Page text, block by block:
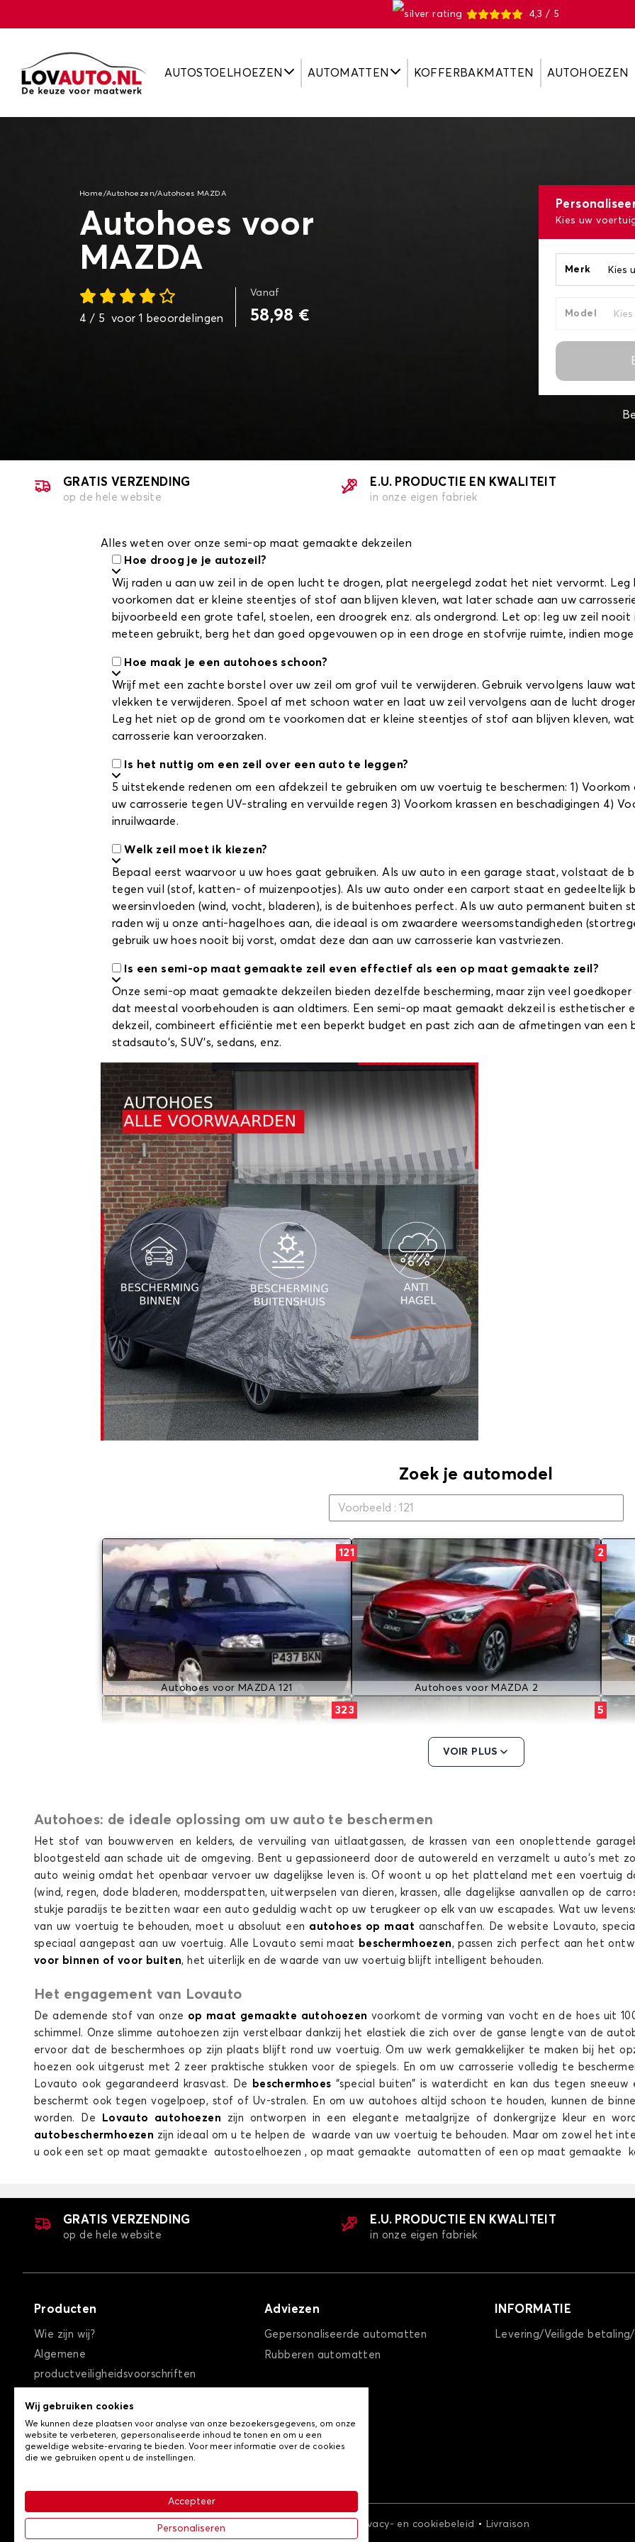
4,3 / 5
AUTOSTOELHOEZEN AUTOMATTEN KOFFERBAKMATTEN AUTOHOEZEN
Home /Autohoezen/Autohoes MAZDA
Autohoes voor
MAZDA
4 / 5 voor 1 beoordelingen
Vanaf
58,98 €
Kies uw
Merk
Model
GRATIS VERZENDING
op de hele website
E.U. PRODUCTIE EN KWALITEIT
in onze eigen fabriek
Alles weten over onze semi-op maat gemaakte dekzeilen
Hoe droog je je autozeil?
Wij raden u aan uw zeil in de open lucht te drogen, plat neergelegd zodat het niet vervormt.
voorkomen dat er kleine steentjes of stof aan blijven kleven, wat later schade aan uw
bijvoorbeeld een grote tafel, stoelen, een droogrek enz. als ondergrond. Let op: leg uw zeil
meteen gebruikt, berg het dan goed opgevouwen op in een droge en stofvrije ruimte, indien
Hoe maak je een autohoes schoon?
Wrijf met een zachte borstel over uw zeil om grof vuil te verwijderen. Gebruik vervolgens lauw
vlekken te verwijderen. Spoel af met schoon water en laat uw zeil vervolgens aan de lucht
Leg het niet op de grond om te voorkomen dat er kleine steentjes of stof aan blijven kleven,
carrosserie kan veroorzaken.
Is het nuttig om een zeil over een auto te leggen?
5 uitstekende redenen om een afdekzeil te gebruiken om uw voertuig te beschermen: 1)
uw carrosserie tegen UV-straling en vervuilde regen 3) Voorkom krassen en beschadigingen 4)
inruilwaarde.
Welk zeil moet ik kiezen?
Bepaal eerst waarvoor u uw hoes gaat gebruiken. Als uw auto in een garage staat, volstaat de
tegen vuil (stof, katten- of muizenpootjes). Als uw auto onder een carport staat en gedeeltelijk
weersinvloeden (wind, vocht, bladeren), is de buitenhoes perfect. Als uw auto permanent buiten
raden wij u onze anti-hagelhoes aan, die ideaal is om zwaardere weersomstandigheden
gebruik uw hoes nooit bij vorst, omdat deze dan aan uw carrosserie kan vastvriezen.
Is een semi-op maat gemaakte zeil even effectief als een op maat gemaakte zeil?
Onze semi-op maat gemaakte dekzeilen bieden dezelfde bescherming, maar zijn veel
dat meestal voorbehouden is aan oldtimers. Een semi-op maat gemaakt dekzeil is esthetischer
dekzeil, combineert efficiëntie met een beperkt budget en past zich aan de afmetingen van een
stadsauto's, SUV's, sedans, enz.
Zoek je automodel
121
Autohoes voor MAZDA 121
2
Autohoes voor MAZDA 2
323
Autohoes voor MAZDA 323
5
Autohoes voor MAZDA 5
CX-30 CX-80
MX5 PREMACY
VOIR PLUS
Autohoes: de ideale oplossing om uw auto te beschermen
Het stof van bouwwerven en kelders, de vervuiling van uitlaatgassen, de krassen van een onoplettende
blootgesteld aan schade uit de omgeving. Bent u gepassioneerd door de autowereld en verzamelt u auto's met
auto weinig omdat het openbaar vervoer uw dagelijkse leven is. Of woont u op het platteland met een
(wind, regen, dode bladeren, modderspatten, uitwerpselen van dieren, krassen, alle dagelijkse aanvallen op de
stukje paradijs te bezitten waar een auto geduldig wacht op uw terugkeer op elk van uw escapades. Wat uw
van uw voertuig te behouden, moet u absoluut een autohoes op maat aanschaffen. De website Lovauto,
speciaal aangepast aan uw voertuig. Alle Lovauto semi maat beschermhoezen, passen zich perfect aan het
voor binnen of voor buiten, het uiterlijk en de waarde van uw voertuig blijft intelligent behouden.
Het engagement van Lovauto
De ademende stof van onze op maat gemaakte autohoezen voorkomt de vorming van vocht en de hoes uit
schimmel. Onze slimme autohoezen zijn verstelbaar dankzij het elastiek die zich over de ganse lengte van de
ervoor dat de beschermhoes op zijn plaats blijft rond uw voertuig. Om uw werk gemakkelijker te maken bij het
hoezen ook uitgerust met 2 zeer praktische stukken voor de spiegels. En om uw carrosserie volledig te
Lovauto ook gegarandeerd krasvast. De
beschermhoes “special buiten” is waterdicht en kan dus tegen
beschermt ook tegen vogelpoep, stof of Uv-stralen. En om uw autohoes altijd schoon te houden, kunnen de
worden. De
Lovauto autohoezen zijn ontworpen in een elegante metaalgrijze of donkergrijze kleur en
autobeschermhoezen zijn ideaal om u te helpen de waarde van uw voertuig te behouden. Maar om zowel het
u ook een set op maat gemaakte autostoelhoezen , op maat gemaakte automatten of een op maat gemaakte
GRATIS VERZENDING
op de hele website
E.U. PRODUCTIE EN KWALITEIT
in onze eigen fabriek
Producten
Wie zijn wij?
Algemene
productveiligheidsvoorschriften
Contact
Adviezen
Gepersonaliseerde automatten
Rubberen automatten
INFORMATIE
Levering/Veiligde
© Copyright 2026 Lovauto Algemene verkoopvoorwaarden Privacy- en cookiebeleid • Livraison
Wij gebruiken cookies
We kunnen deze plaatsen voor analyse van onze bezoekersgegevens, om onze
website te verbeteren, gepersonaliseerde inhoud te tonen en om u een
geweldige website-ervaring te bieden. Voor meer informatie over de cookies
die we gebruiken opent u de instellingen.
Accepteer
Personaliseren